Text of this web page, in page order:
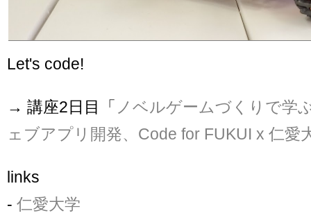
Let's code!
→ 講座2日目「 ノベルゲームづくりで学
ェブアプリ開発、Code for FUKUI x 仁愛
links
- 仁愛大学